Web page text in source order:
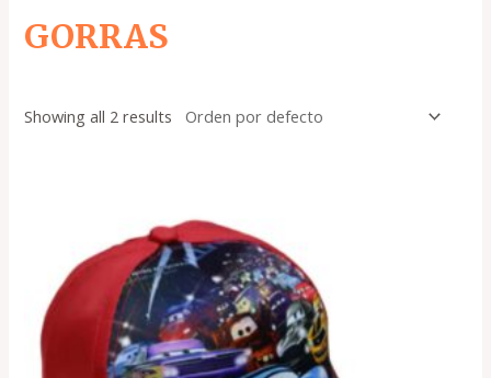
GORRAS
Showing all 2 results